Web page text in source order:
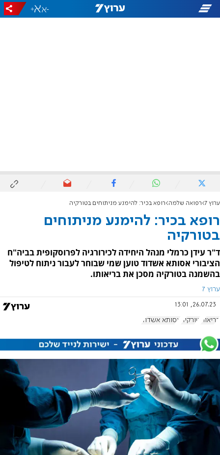
-
+
ערוץ 7 רפואה שלמה רופא בכיר: להימנע מניתוחים בטורקיה
רופא בכיר: להימנע מניתוחים
בטורקיה
ד"ר עידן כרמלי מנהל היחידה לכירורגיה לפרוסקופית בביה"ח
הציבורי אסותא אשדוד טוען שמי שבוחר לעבור ניתוח לטיפול
בהשמנה בטורקיה מסכן את בריאותו.
ערוץ 7
26.07.23, 13:01
בריאות טורקיה אסותא אשדוד